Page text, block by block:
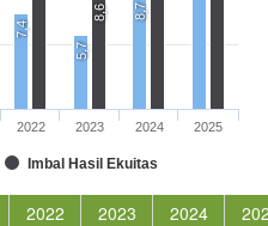
7,4
5,7
8,7
8,6
Imbal Hasil Ekuitas
2022 2023 2024 2025
2022 2023 2024